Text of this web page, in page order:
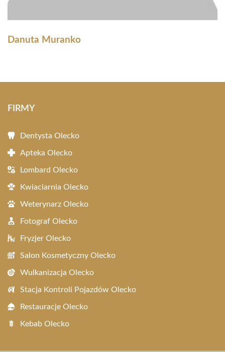
Danuta Muranko
FIRMY
Dentysta Olecko
Apteka Olecko
Lombard Olecko
Kwiaciarnia Olecko
Weterynarz Olecko
Fotograf Olecko
Fryzjer Olecko
Salon Kosmetyczny Olecko
Wulkanizacja Olecko
Stacja Kontroli Pojazdów Olecko
Restauracje Olecko
Kebab Olecko